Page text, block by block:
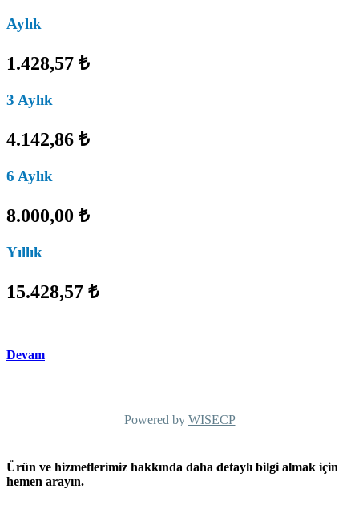
Aylık
1.428,57 ₺
3 Aylık
4.142,86 ₺
6 Aylık
8.000,00 ₺
Yıllık
15.428,57 ₺
Devam
Powered by WISECP
Ürün ve hizmetlerimiz hakkında daha detaylı bilgi almak için
hemen arayın.